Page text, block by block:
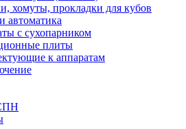
хомуты, прокладки для кубов
с сухопарником
плиты
к аппаратам